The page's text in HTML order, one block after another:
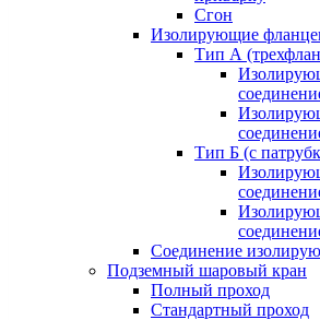
Сгон
Изолирующие
Тип А
Тип Б (с
Соединение
Подземный шаровый кран
Полный проход
Стандартный проход